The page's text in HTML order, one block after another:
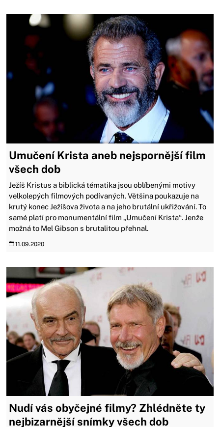
Umučení Krista aneb nejspornější film
všech dob
Ježíš Kristus a biblická tématika jsou oblíbenými motivy
velkolepých filmových podívaných. Většina poukazuje na
krutý konec Ježíšova života a na jeho brutální ukřižování. To
samé platí pro monumentální film „Umučení Krista“. Jenže
možná to Mel Gibson s brutalitou přehnal.
11.09.2020
Nudí vás obyčejné filmy? Zhlédněte ty
nejbizarnější snímky všech dob